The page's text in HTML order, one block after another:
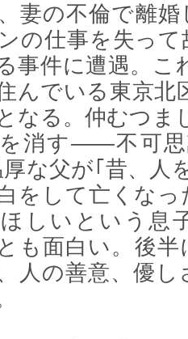
妻の不倫で離
の仕事を失っ
事件に遭遇。こ
んでいる東京北
なる。仲むつま
消す――不可思
な父が｢昔、人
をして亡くな
しいという息
も面白い。後
人の善意、優